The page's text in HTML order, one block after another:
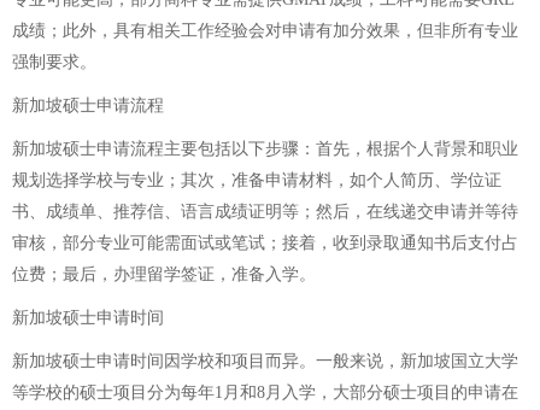
成绩；此外，具有相关工作经验会对申请有加分效果，但非所有专业
强制要求。
新加坡硕士申请流程
新加坡硕士申请流程主要包括以下步骤：首先，根据个人背景和职业
规划选择学校与专业；其次，准备申请材料，如个人简历、学位证
书、成绩单、推荐信、语言成绩证明等；然后，在线递交申请并等待
审核，部分专业可能需面试或笔试；接着，收到录取通知书后支付占
位费；最后，办理留学签证，准备入学。
新加坡硕士申请时间
新加坡硕士申请时间因学校和项目而异。一般来说，新加坡国立大学
等学校的硕士项目分为每年1月和8月入学，大部分硕士项目的申请在